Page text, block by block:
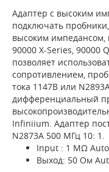
Адаптер с высоким
подключать
высоким импедансом,
90000 X-Series, 90000
позволяет
сопротивлением,
тока 1147B или
дифференциальный
Infiniium. Адаптер
N2873A 500 МГц 10: 1.
Input : 1 MΩ
Выход: 50 Ом